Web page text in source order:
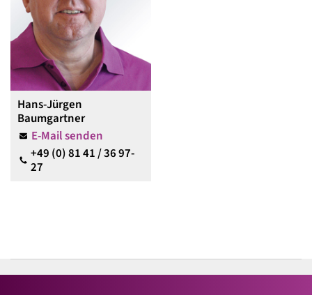
Hans-Jürgen
Baumgartner
E-Mail senden
+49 (0) 81 41 / 36 97-
27